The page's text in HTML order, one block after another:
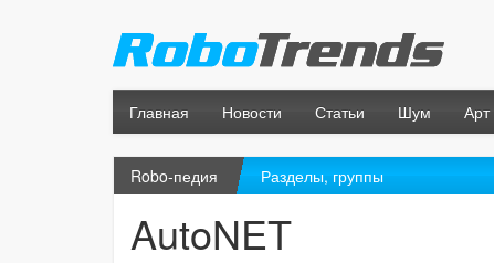
Главная Новости Статьи Шум Арт
Robo-педия Разделы, группы
AutoNET